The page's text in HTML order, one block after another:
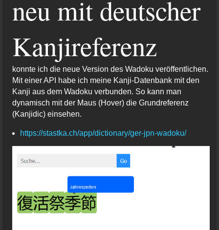
neu mit deutscher
Kanjireferenz
konnte ich die neue Version des Wadoku veröffentlichen.
Mit einer API habe ich meine Kanji-Datenbank mit den
Kanji aus dem Wadoku verbunden. So kann man
dynamisch mit der Maus (Hover) die Grundreferenz
(Kanjidic) einsehen.
https://stastka.ch/app/dictionary/ger-jpn-wadoku/